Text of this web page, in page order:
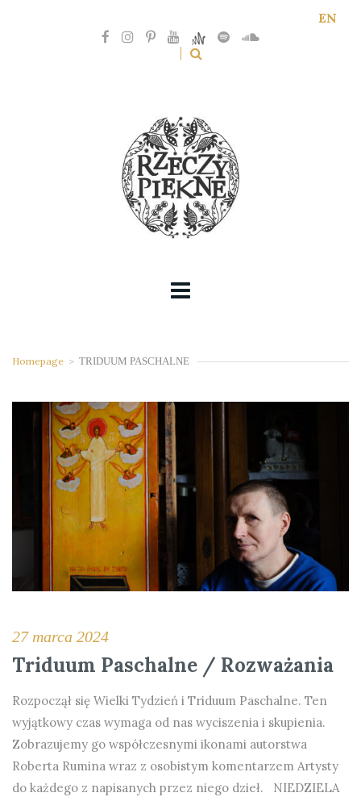
EN
Homepage > TRIDUUM PASCHALNE
27 marca 2024
Triduum Paschalne / Rozważania
Rozpoczął się Wielki Tydzień i Triduum Paschalne. Ten
wyjątkowy czas wymaga od nas wyciszenia i skupienia.
Zobrazujemy go współczesnymi ikonami autorstwa
Roberta Rumina wraz z osobistym komentarzem Artysty
do każdego z napisanych przez niego dzieł. NIEDZIELA